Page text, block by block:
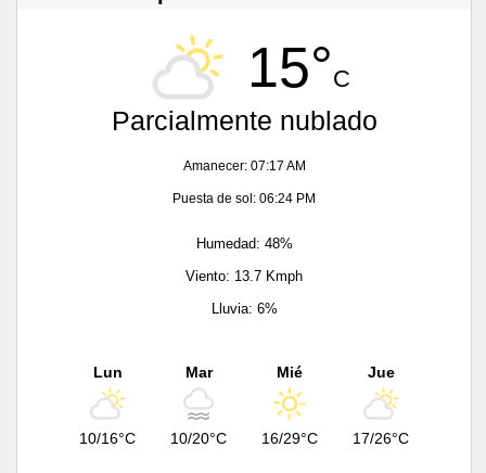
15°C
Parcialmente nublado
Amanecer: 07:17 AM
Puesta de sol: 06:24 PM
Humedad: 48%
Viento: 13.7 Kmph
Lluvia: 6%
Lun
10/16°C
Mar
10/20°C
Mié
16/29°C
Jue
17/26°C